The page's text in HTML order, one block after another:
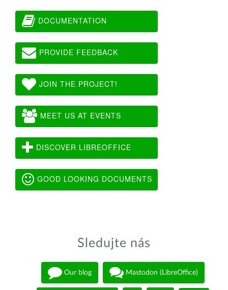
DOCUMENTATION
PROVIDE FEEDBACK
JOIN THE PROJECT!
MEET US AT EVENTS
DISCOVER LIBREOFFICE
GOOD LOOKING DOCUMENTS
Sledujte nás
Our blog Mastodon (LibreOffice)